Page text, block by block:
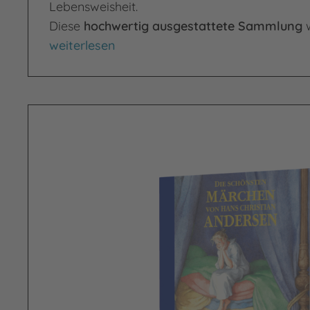
Lebensweisheit.
Diese hochwertig ausgestattete Sammlung
Die schönsten Märchen von Hans Christian
weiterlesen